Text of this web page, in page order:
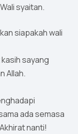
syaitan.
siapakah wali
sayang
Allah.
ada semasa
nanti!